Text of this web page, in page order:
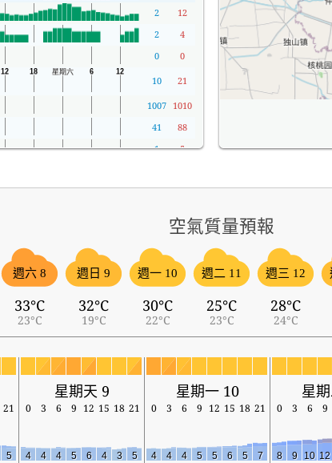
2 12
2 4
0 0
10 21
1007 1010
41 88
1 5
空氣質量預報
週六 8
33°C
23°C
週日 9
32°C
19°C
週一 10
30°C
22°C
週二 11
25°C
23°C
週三 12
28°C
24°C
星期天 9 星期一 10 星
21 0 3 6 9 12 15 18 21 0 3 6 9 12 15 18 21 0 3 6 9
5 4 4 4 5 6 4 3 5 4 4 4 5 5 6 5 7 8 9 10 12